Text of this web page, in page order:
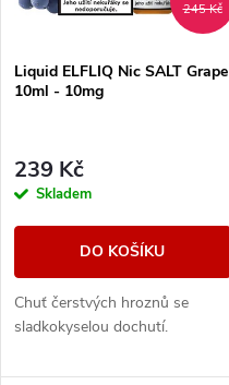
p
r
o
u
k
s
p
r
o
d
u
245 Kč
Liquid ELFLIQ Nic SALT Grape
10ml - 10mg
239 Kč
Skladem
DO KOŠÍKU
Chuť čerstvých hroznů se
sladkokyselou dochutí.